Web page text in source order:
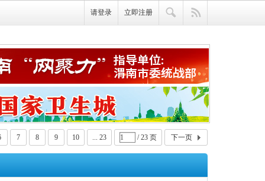
请登录 立即注册
7 8 9 10 ... 23 / 23 页 下一页